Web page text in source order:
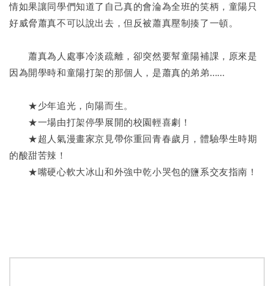
情如果讓同學們知道了自己真的會淪為全班的笑柄，童陽只
好威脅蕭真不可以說出去，但反被蕭真壓制揍了一頓。
蕭真為人處事冷淡疏離，卻突然要幫童陽補課，原來是
因為開學時和童陽打架的那個人，是蕭真的弟弟……
★少年追光，向陽而生。
★一場由打架停學展開的校園輕喜劇！
★超人氣漫畫家京見帶你重回青春歲月，體驗學生時期
的酸甜苦辣！
★嘴硬心軟大冰山和外強中乾小哭包的鹽系交友指南！